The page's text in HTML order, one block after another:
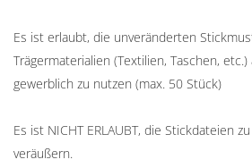
Es ist erlaubt, die unveränderten
Trägermaterialien (Textilien, Taschen,
gewerblich zu nutzen (max. 50 Stück)
Es ist NICHT ERLAUBT, die Stickdateien
veräußern.